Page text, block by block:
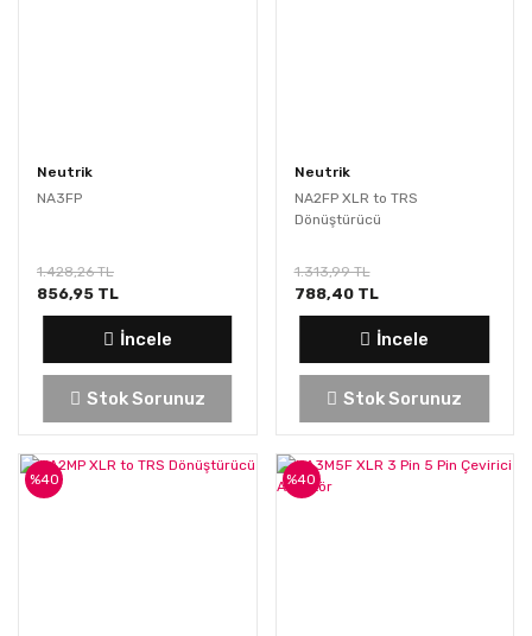
Neutrik
NA3FP
1.428,26 TL
856,95 TL
İncele
Stok Sorunuz
Neutrik
NA2FP XLR to TRS
Dönüştürücü
1.313,99 TL
788,40 TL
İncele
Stok Sorunuz
%40 %40